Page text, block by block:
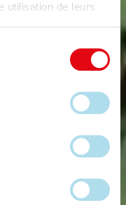
utilisation de leurs